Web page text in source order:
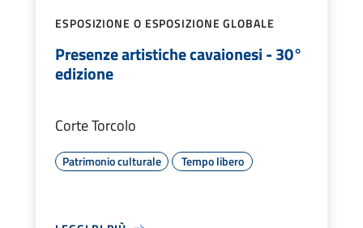
ESPOSIZIONE O ESPOSIZIONE GLOBALE
Presenze artistiche cavaionesi - 30°
edizione
Corte Torcolo
Patrimonio culturale Tempo libero